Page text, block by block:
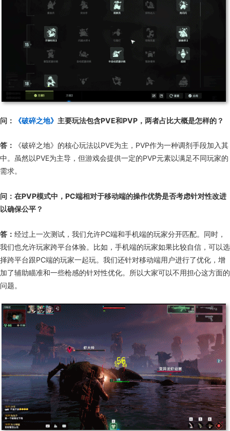
问： 《破碎之地》 主要玩法包含PVE和PVP，两者占比大概是怎样的？
答：
《破碎之地》的核心玩法以PVE为主，PVP作为一种调剂手段加入其
中。虽然以PVE为主导，但游戏会提供一定的PVP元素以满足不同玩家的
需求。
问：在PVP模式中，PC端相对于移动端的操作优势是否考虑针对性改进
以确保公平？
答： 经过上一次测试，我们允许PC端和手机端的玩家分开匹配。同时，
我们也允许玩家跨平台体验。比如，手机端的玩家如果比较自信，可以选
择跨平台跟PC端的玩家一起玩。我们还针对移动端用户进行了优化，增
加了辅助瞄准和一些枪感的针对性优化。所以大家可以不用担心这方面的
问题。